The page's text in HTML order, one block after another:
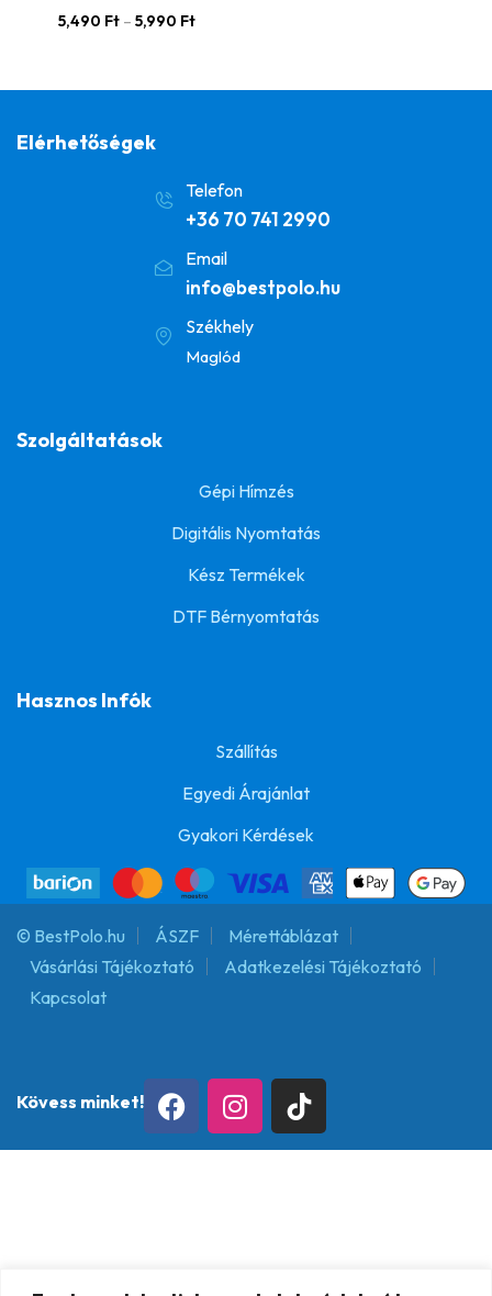
5,490 Ft – 5,990 Ft
Elérhetőségek
Telefon
+36 70 741 2990
Email
info@bestpolo.hu
Székhely
Maglód
Szolgáltatások
Gépi Hímzés
Digitális Nyomtatás
Kész Termékek
DTF Bérnyomtatás
Hasznos Infók
Szállítás
Egyedi Árajánlat
Gyakori Kérdések
© BestPolo.hu ÁSZF
Mérettáblázat
Vásárlási Tájékoztató
Adatkezelési Tájékoztató
Kapcsolat
Kövess minket!